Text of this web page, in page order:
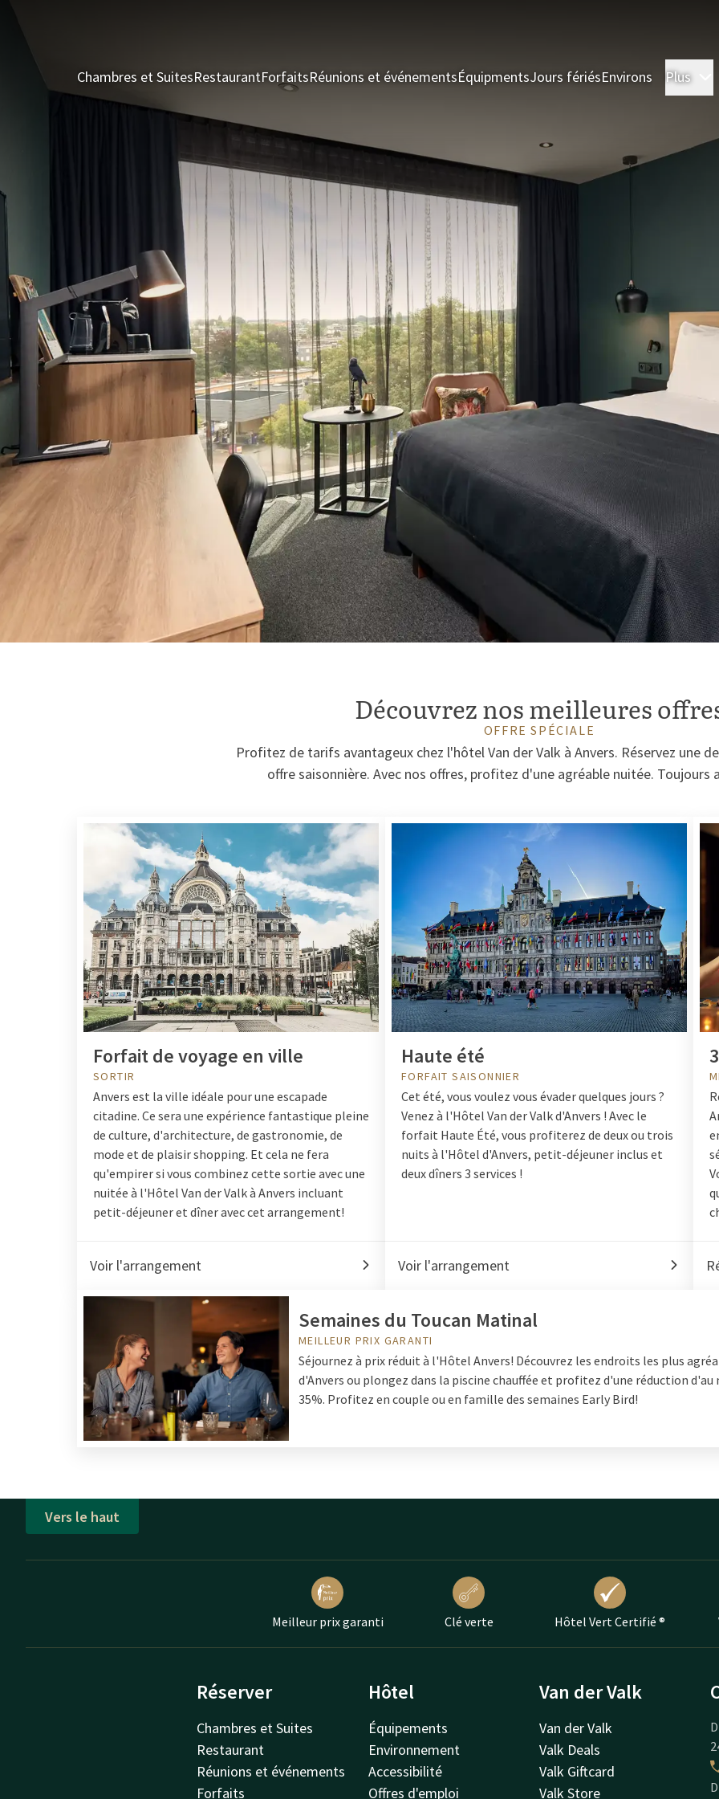
Chambres et SuitesRestaurantForfaitsRéunions et événementsÉquipmentsJours fériésEnvirons Plus
Découvrez nos meilleures
OFFRE SPÉCIALE
Profitez de tarifs avantageux chez l'hôtel Van der Valk à Anvers. Réservez une
offre saisonnière. Avec nos offres, profitez d'une agréable nuitée. Toujours
Forfait de voyage en ville
SORTIR
Anvers est la ville idéale pour une escapade
citadine. Ce sera une expérience fantastique pleine
de culture, d'architecture, de gastronomie, de
mode et de plaisir shopping. Et cela ne fera
qu'empirer si vous combinez cette sortie avec une
nuitée à l'Hôtel Van der Valk à Anvers incluant
petit-déjeuner et dîner avec cet arrangement!
Voir l'arrangement
Haute été
FORFAIT SAISONNIER
Cet été, vous voulez vous évader quelques jours ?
Venez à l'Hôtel Van der Valk d'Anvers ! Avec le
forfait Haute Été, vous profiterez de deux ou trois
nuits à l'Hôtel d'Anvers, petit-déjeuner inclus et
deux dîners 3 services !
Voir l'arrangement
Semaines du Toucan Matinal
MEILLEUR PRIX GARANTI
Séjournez à prix réduit à l'Hôtel Anvers! Découvrez les endroits les plus
d'Anvers ou plongez dans la piscine chauffée et profitez d'une réduction d'au
35%. Profitez en couple ou en famille des semaines Early Bird!
Vers le haut
Meilleur prix garanti Clé verte Hôtel Vert Certifié ®
Réserver
Chambres et Suites
Restaurant
Réunions et événements
Forfaits
Hôtel
Équipements
Environnement
Accessibilité
Offres d'emploi
Van der Valk
Van der Valk
Valk Deals
Valk Giftcard
Valk Store